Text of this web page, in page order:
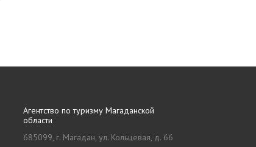
Агентство по туризму Магаданской
области
685099, г. Магадан, ул. Кольцевая, д. 66